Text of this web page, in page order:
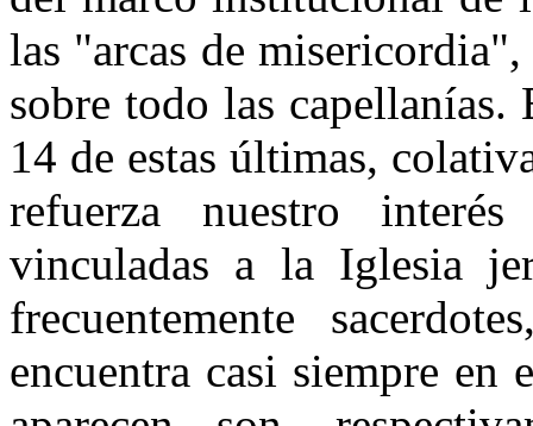
las "arcas de
sobre todo las
14 de estas últimas,
refuerza nuestro
vinculadas a la Iglesia
frecuentemente
encuentra casi siempre